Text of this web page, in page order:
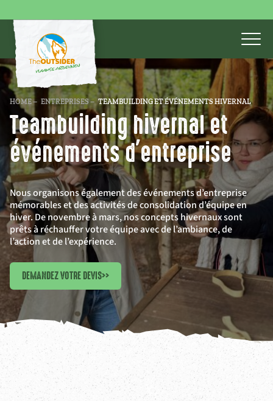
HOME– ENTREPRISES– TEAMBUILDING ET ÉVÉNEMENTS HIVERNAL
Teambuilding hivernal et
événements d'entreprise
Nous organisons également des événements d’entreprise
mémorables et des activités de consolidation d’équipe en
hiver. De novembre à mars, nos concepts hivernaux sont
prêts à réchauffer votre équipe avec de l’ambiance, de
l’action et de l’expérience.
DEMANDEZ VOTRE DEVIS>>